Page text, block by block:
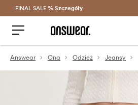
Oszczędzaj z Answear
FINAL SALE % Szczegóły
Answear Ona Odzież Jeansy